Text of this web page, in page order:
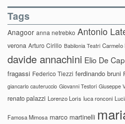
Tags
Anagoor anna netrebko Antonio
verona Arturo Cirillo Babilonia Teatri Carmelo
davide annachini Elio De
fragassi Federico Tiezzi ferdinando bruni
giancarlo cauteruccio Giovanni Testori Giuseppe
renato palazzi Lorenzo Loris luca ronconi
Famosa Mimosa marco martinelli